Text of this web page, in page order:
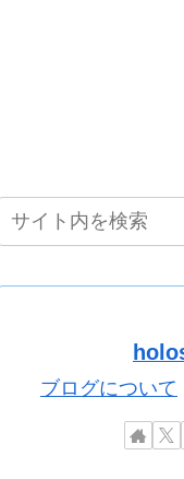
8/9(日)15:00】
無料パートで魅
属！ロイヤルナイツ
果、好き嫌い5位に
決定wwwwwwwwww
ス開始へwwww
出来栄え』『ナン
気づいた」
さん！！
ブログについて